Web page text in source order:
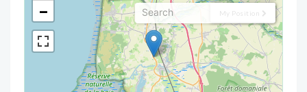
My Position
−